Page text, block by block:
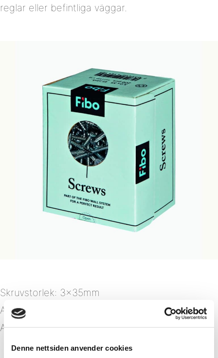
Denne nettsiden anvender cookies
reglar eller befintliga väggar.
Skruvstorlek: 3x35mm
Artikelnummer: 810006
Antal per packet: 200